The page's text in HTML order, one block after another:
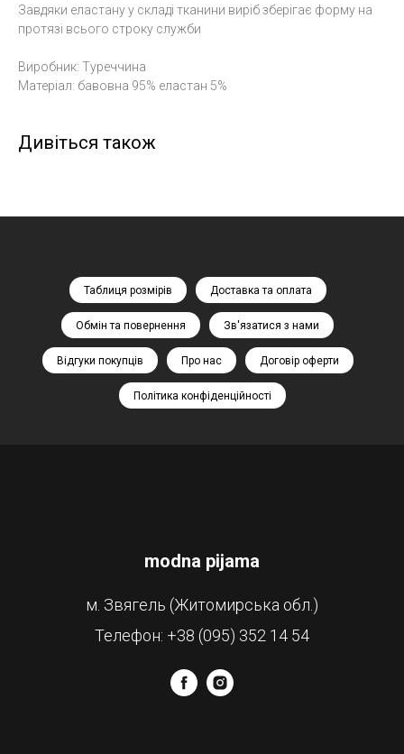
Завдяки еластану у складі тканини виріб зберігає форму на
протязі всього строку служби
Виробник: Туреччина
Матеріал: бавовна 95% еластан 5%
Дивіться також
Таблиця розмірів Доставка та оплата
Обмін та повернення Зв'язатися з нами
Відгуки покупців Про нас Договір оферти
Політика конфіденційності
modna pijama
м. Звягель (Житомирська обл.)
Телефон: +38 (095) 352 14 54